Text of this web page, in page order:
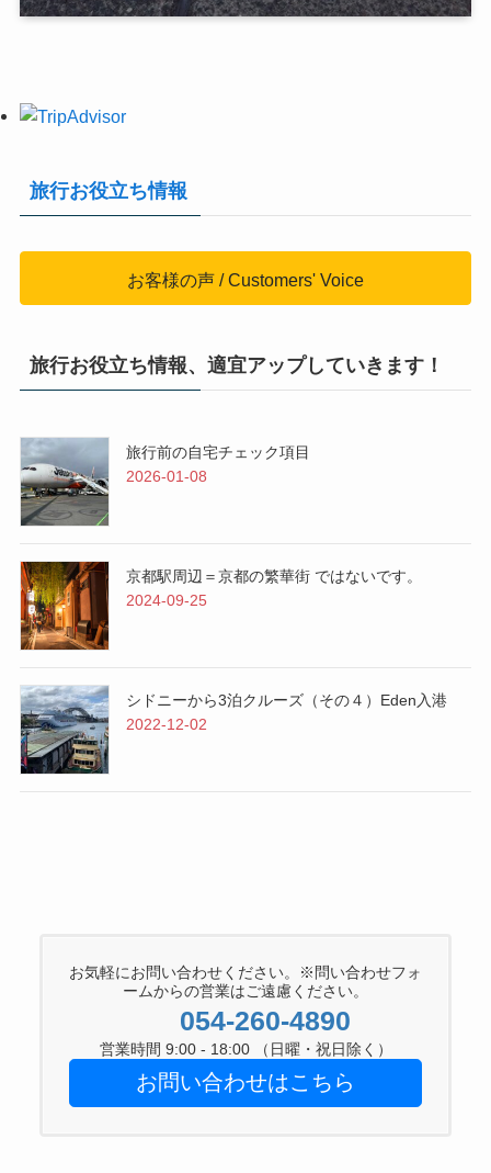
旅行お役立ち情報
お客様の声 / Customers' Voice
旅行お役立ち情報、適宜アップしていきます！
旅行前の自宅チェック項目
2026-01-08
京都駅周辺＝京都の繁華街 ではないです。
2024-09-25
シドニーから3泊クルーズ（その４）Eden入港
2022-12-02
お気軽にお問い合わせください。※問い合わせフォ
ームからの営業はご遠慮ください。
054-260-4890
営業時間 9:00 - 18:00 （日曜・祝日除く）
お問い合わせはこちら